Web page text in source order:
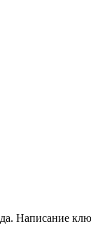
Написание